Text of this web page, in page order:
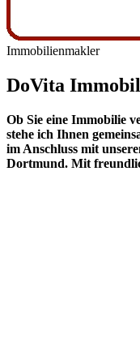
Immobilienmakler
DoVita
Ob Sie eine Immobilie
stehe ich Ihnen
im Anschluss mit
Dortmund. Mit